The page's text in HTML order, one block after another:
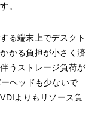
。
る端末上でデスクト
かる負担が小さく済
うストレージ負荷が
ヘッドも少ないで
よりもリソース負